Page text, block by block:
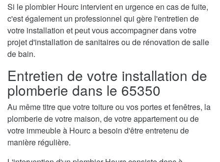
Si le plombier Hourc intervient en urgence en cas de fuite,
c'est également un professionnel qui gère l'entretien de
votre installation et peut vous accompagner dans votre
projet d'installation de sanitaires ou de rénovation de salle
de bain.
Entretien de votre installation de
plomberie dans le 65350
Au même titre que votre toiture ou vos portes et fenêtres, la
plomberie de votre maison, de votre appartement ou de
votre immeuble à Hourc a besoin d'être entretenu de
manière régulière.